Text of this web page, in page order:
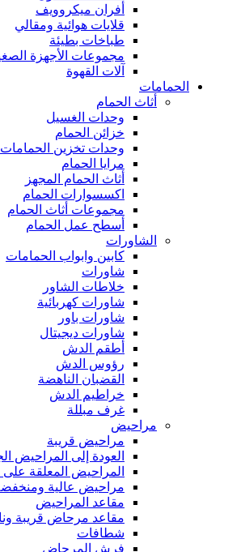
أفران ميكروويف
قلايات هوائية ومقالي
طباخات بطيئة
مجموعات الأجهزة
آلات القهوة
الحمامات
أثاث الحمام
وحدات الغسيل
خزائن الحمام
وحدات تخزين الحمامات
مرايا الحمام
أثاث الحمام المجهز
اكسسوارات الحمام
مجموعات أثاث الحمام
أسطح عمل الحمام
الشاورات
كابين وابواب الحمامات
شاورات
خلاطات الشاور
شاورات كهربائية
شاورات باور
شاورات ديجيتال
أطقم الدش
رؤوس الدش
القضبان الناهضة
خراطيم الدش
غرف مبللة
مراحيض
مراحيض قريبة
العودة إلى المراحيض
المراحيض المعلقة على
مراحيض عالية
مقاعد المراحيض
مقاعد مرحاض قريبة
شطافات
فرش المرحاض